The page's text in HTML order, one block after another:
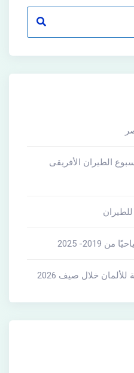
الطيران الأفريقى
2025
خلال صيف 2026